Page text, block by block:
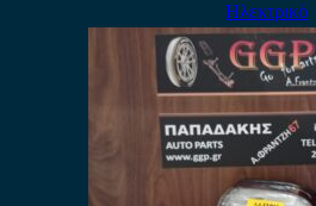
Ηλεκτρικό